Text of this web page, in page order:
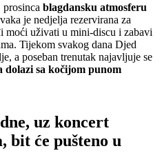
blagdansku atmosferu
je nedjelja rezervirana za
moći uživati u mini-discu i zabavi
Tijekom svakog dana Djed
a poseban trenutak najavljuje se
dolazi sa kočijom punom
uz koncert
bit će pušteno u